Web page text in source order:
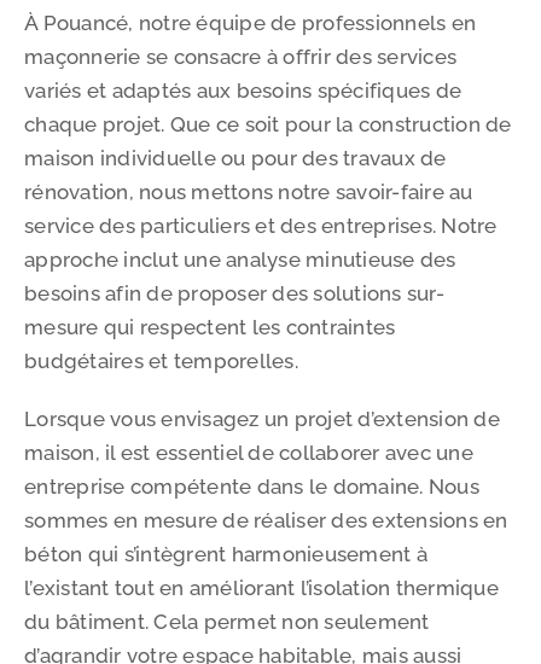
À Pouancé, notre équipe de professionnels en
maçonnerie se consacre à offrir des services
variés et adaptés aux besoins spécifiques de
chaque projet. Que ce soit pour la construction de
maison individuelle ou pour des travaux de
rénovation, nous mettons notre savoir-faire au
service des particuliers et des entreprises. Notre
approche inclut une analyse minutieuse des
besoins afin de proposer des solutions sur-
mesure qui respectent les contraintes
budgétaires et temporelles.
Lorsque vous envisagez un projet d’extension de
maison, il est essentiel de collaborer avec une
entreprise compétente dans le domaine. Nous
sommes en mesure de réaliser des extensions en
béton qui s’intègrent harmonieusement à
l’existant tout en améliorant l’isolation thermique
du bâtiment. Cela permet non seulement
d’agrandir votre espace habitable, mais aussi